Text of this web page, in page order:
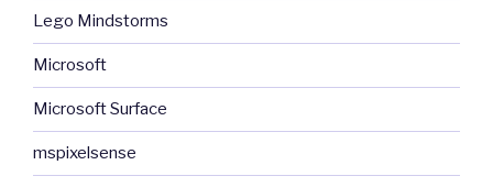
Lego Mindstorms
Microsoft
Microsoft Surface
mspixelsense